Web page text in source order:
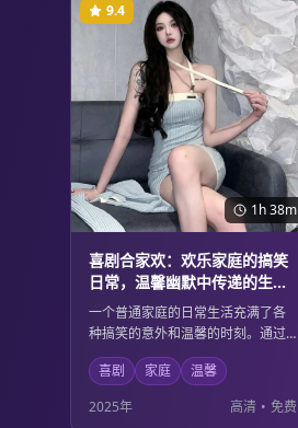
1h 38m
9.4
喜剧合家欢：欢乐家庭的搞笑
日常，温馨幽默中传递的生活
哲理
一个普通家庭的日常生活充满了各
种搞笑的意外和温馨的时刻。通过
轻松幽默的故事情节，传递出深刻
的生活哲理，让观众在欢声笑语中
感受到家庭的温暖和生活的美好。
适合全家人一起观看的温馨喜剧。
喜剧 家庭
温馨
2025年
高清 • 免费